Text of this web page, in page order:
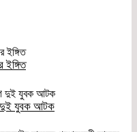
ইঙ্গিত
দুই যুবক আটক